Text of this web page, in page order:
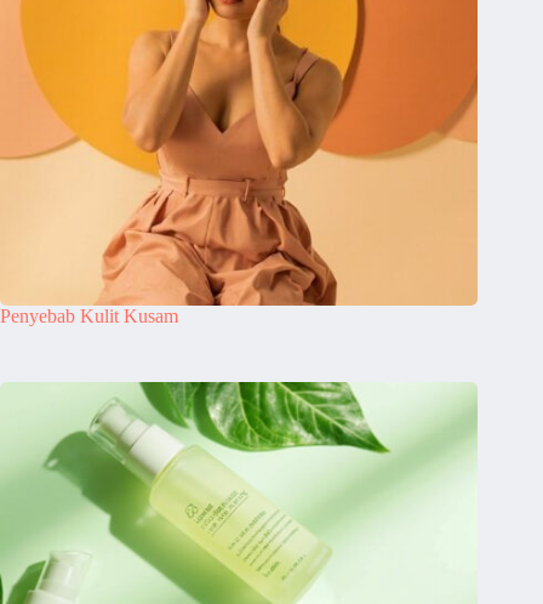
Penyebab Kulit Kusam